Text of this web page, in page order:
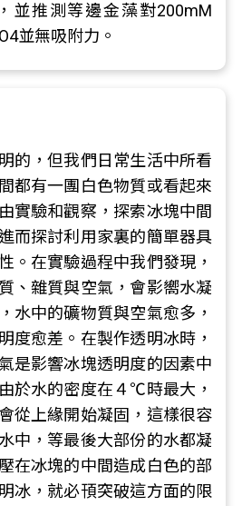
並推測等邊金藻對200mM
並無吸附力。
的，但我們日常生活中所看
都有一團白色物質或看起來
實驗和觀察，探索冰塊中間
而探討利用家裏的簡單器具
。在實驗過程中我們發現，
、雜質與空氣，會影嚮水凝
水中的礦物質與空氣愈多，
度愈差。在製作透明冰時，
是影響冰塊透明度的因素中
於水的密度在４℃時最大，
從上緣開始凝固，這樣很容
中，等最後大部份的水都凝
在冰塊的中間造成白色的部
冰，就必頇突破這方面的限